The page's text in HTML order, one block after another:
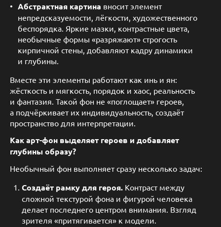
Абстрактная картина вносит элемент
непредсказуемости, лёгкости, художественного
беспорядка. Яркие мазки, контрастные цвета,
необычные формы «разряжают» строгость
кирпичной стены, добавляют кадру динамики
и глубины.
Вместе эти элементы работают как инь и ян:
жёсткость и мягкость, порядок и хаос, реальность
и фантазия. Такой фон не «поглощает» героев,
а подчёркивает их индивидуальность, создаёт
пространство для интерпретации.
Как арт-фон выделяет героев и добавляет
глубины образу?
Необычный фон выполняет сразу несколько задач:
Создаёт рамку для героя. Контраст между
сложной текстурой фона и фигурой человека
делает последнего центром внимания. Взгляд
зрителя «притягивается» к модели.